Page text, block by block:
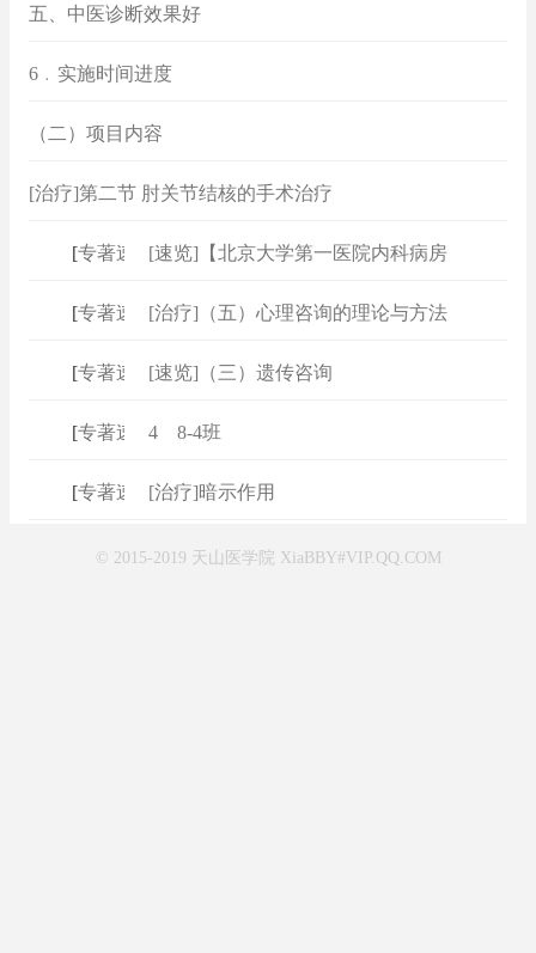
五、中医诊断效果好
6﹒实施时间进度
（二）项目内容
[治疗]第二节 肘关节结核的手术治疗
专著速查 ]
[速览]【北京大学第一医院内科病房
专著速查 ]
[治疗]（五）心理咨询的理论与方法
专著速查 ]
[速览]（三）遗传咨询
专著速查]
4 8-4班
专著速查 ]
[治疗]暗示作用
© 2015-2019 天山医学院 XiaBBY#VIP.QQ.COM